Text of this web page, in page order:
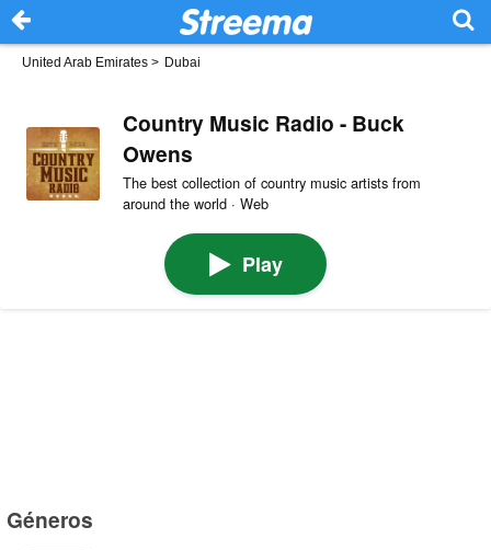
United Arab Emirates > Dubai
Country Music Radio - Buck
Owens
The best collection of country music artists from
around the world · Web
Play
Géneros